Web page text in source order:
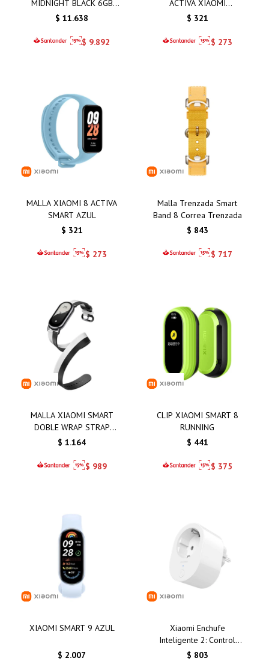
MIDNIGHT BLACK 6GB
128GB
$ 11.638
$ 9.892
ACTIVA XIAOMI
AMARILLO
$ 321
$ 273
MALLA XIAOMI 8 ACTIVA
SMART AZUL
$ 321
$ 273
Malla Trenzada Smart
Band 8 Correa Trenzada
$ 843
$ 717
MALLA XIAOMI SMART
DOBLE WRAP STRAP
BLANCA Y NEGRA
$ 1.164
$ 989
CLIP XIAOMI SMART 8
RUNNING
$ 441
$ 375
XIAOMI SMART 9 AZUL
$ 2.007
Xiaomi Enchufe
Inteligente 2: Control
Remoto y Eficiencia
$ 803